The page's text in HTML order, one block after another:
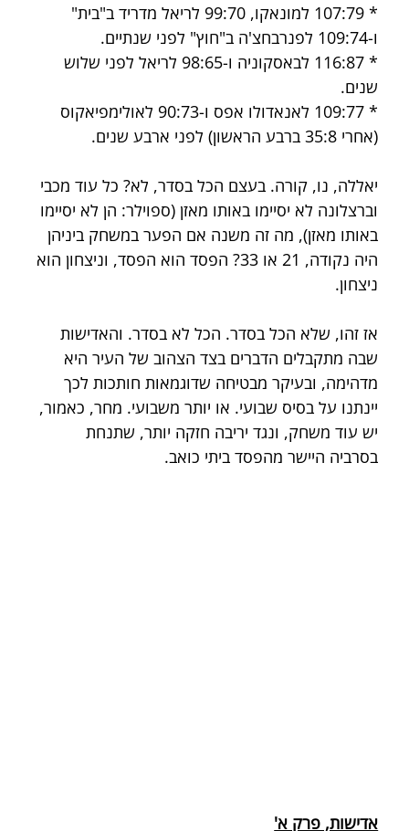
* 107:79 למונאקו, 99:70 לריאל מדריד ב"בית"
ו-109:74 לפנרבחצ'ה ב"חוץ" לפני שנתיים.
* 116:87 לבאסקוניה ו-98:65 לריאל לפני שלוש
שנים.
* 109:77 לאנאדולו אפס ו-90:73 לאולימפיאקוס
(אחרי 35:8 ברבע הראשון) לפני ארבע שנים.
יאללה, נו, קורה. בעצם הכל בסדר, לא? כל עוד מכבי
וברצלונה לא יסיימו באותו מאזן (ספוילר: הן לא יסיימו
באותו מאזן), מה זה משנה אם הפער במשחק ביניהן
היה נקודה, 21 או 33? הפסד הוא הפסד, וניצחון הוא
ניצחון.
אז זהו, שלא הכל בסדר. הכל לא בסדר. והאדישות
שבה מתקבלים הדברים בצד הצהוב של העיר היא
מדהימה, ובעיקר מבטיחה שדוגמאות חותכות לכך
יינתנו על בסיס שבועי. או יותר משבועי. מחר, כאמור,
יש עוד משחק, ונגד יריבה חזקה יותר, שתנחת
בסרביה היישר מהפסד ביתי כואב.
אדישות, פרק א'